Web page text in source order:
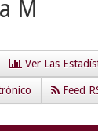
M
Ver Las
Feed